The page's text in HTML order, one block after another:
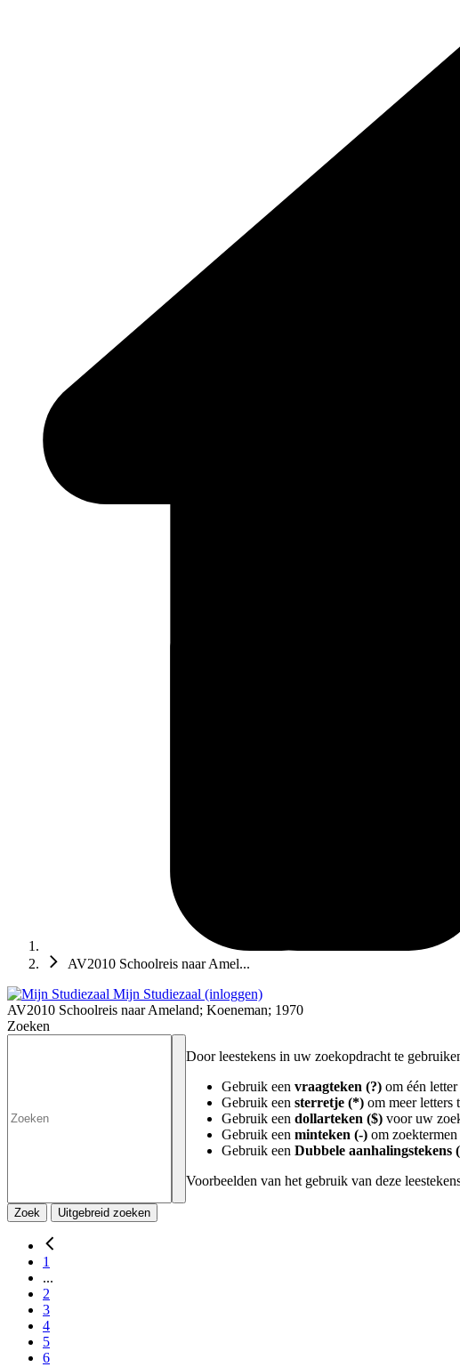
AV2010 Schoolreis naar Amel...
Mijn Studiezaal (inloggen)
AV2010 Schoolreis naar Ameland; Koeneman; 1970
Zoeken
Door leestekens in uw zoekopdracht te
Gebruik een vraagteken (?) om één
Gebruik een sterretje (*) om meer letters
Gebruik een dollarteken ($) voor uw
Gebruik een minteken (-) om
Gebruik een Dubbele
Voorbeelden van het gebruik van deze
Zoek Uitgebreid zoeken
1
...
2
3
4
5
6